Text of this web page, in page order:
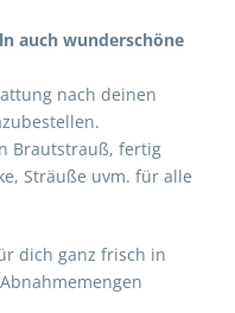
auch wunderschöne
nach deinen
Brautstrauß, fertig
Sträuße uvm. für alle
dich ganz frisch in